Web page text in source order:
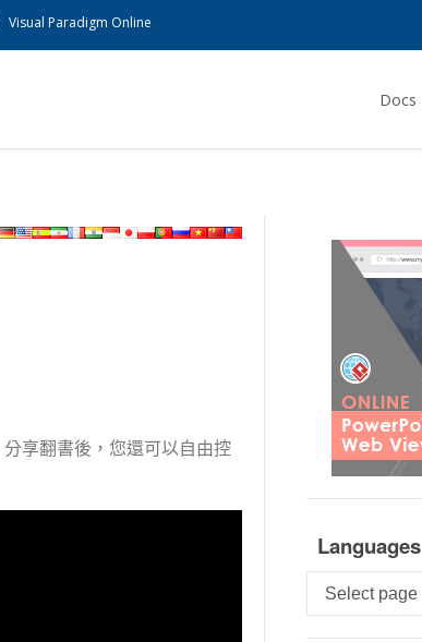
Visual Paradigm Online
Docs
分享翻書後，您還可以自由控
Languages
Languages